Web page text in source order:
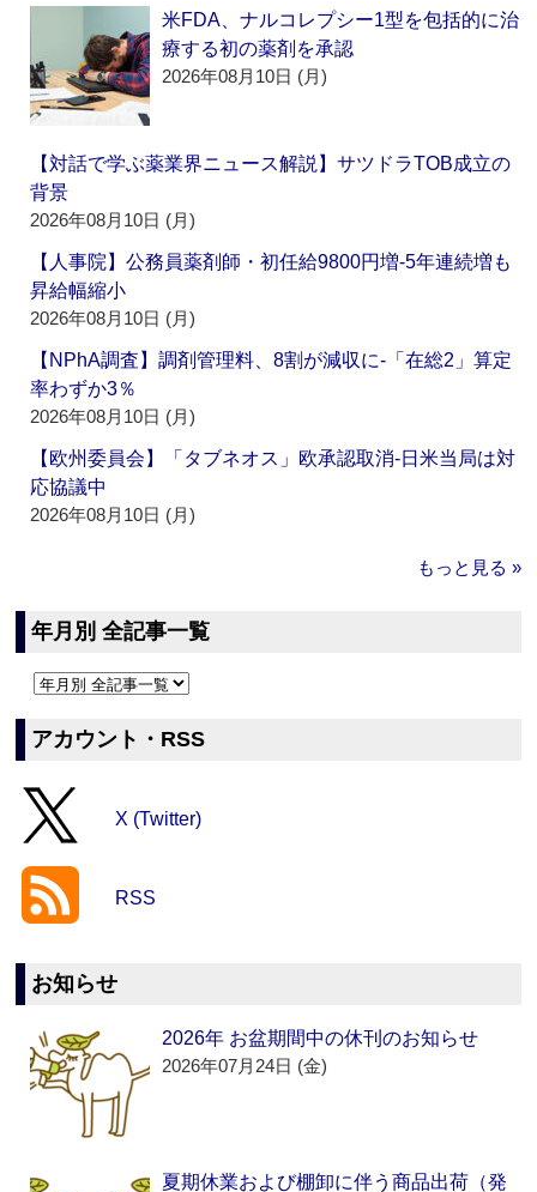
米FDA、ナルコレプシー1型を包括的に治
療する初の薬剤を承認
2026年08月10日 (月)
【対話で学ぶ薬業界ニュース解説】サツドラTOB成立の
背景
2026年08月10日 (月)
【人事院】公務員薬剤師・初任給9800円増‐5年連続増も
昇給幅縮小
2026年08月10日 (月)
【NPhA調査】調剤管理料、8割が減収に‐「在総2」算定
率わずか3％
2026年08月10日 (月)
【欧州委員会】「タブネオス」欧承認取消‐日米当局は対
応協議中
2026年08月10日 (月)
もっと見る »
年月別 全記事一覧
アカウント・RSS
X (Twitter)
RSS
お知らせ
2026年 お盆期間中の休刊のお知らせ
2026年07月24日 (金)
夏期休業および棚卸に伴う商品出荷（発